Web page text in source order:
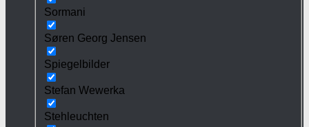
Sormani
Søren Georg Jensen
Spiegelbilder
Stefan Wewerka
Stehleuchten